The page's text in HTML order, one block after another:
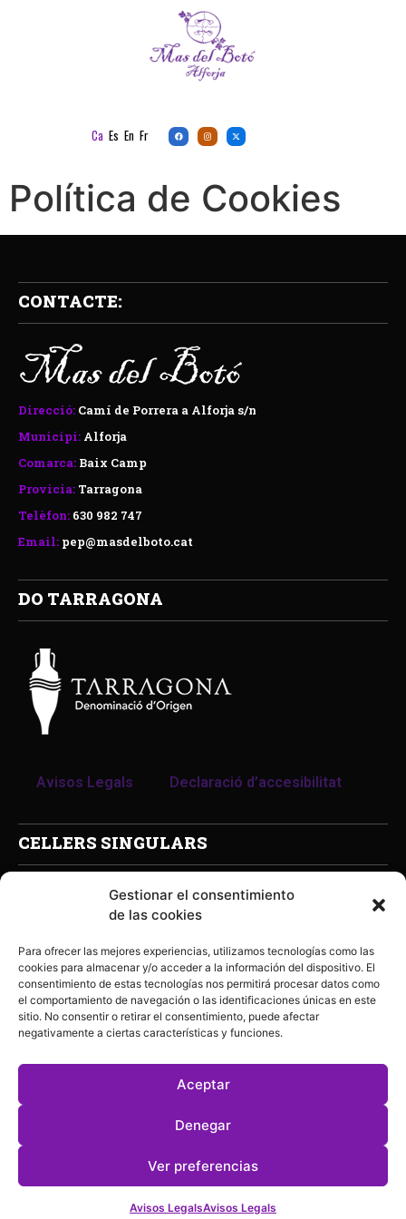
Gestionar el consentimiento
de las cookies
Para ofrecer las mejores experiencias, utilizamos tecnologías como las
cookies para almacenar y/o acceder a la información del dispositivo. El
consentimiento de estas tecnologías nos permitirá procesar datos como
el comportamiento de navegación o las identificaciones únicas en este
sitio. No consentir o retirar el consentimiento, puede afectar
negativamente a ciertas características y funciones.
Aceptar
Denegar
Ver preferencias
Avisos LegalsAvisos Legals
Ca Es En Fr
Política de Cookies
CONTACTE:
Direcció: Camí de Porrera a Alforja s/n
Municipi: Alforja
Comarca: Baix Camp
Provicia: Tarragona
Telèfon: 630 982 747
Email: pep@masdelboto.cat
DO TARRAGONA
Avisos Legals Declaració d’accesibilitat
CELLERS SINGULARS
Celler Mas del Botó©2026 | Disseny Assumptes de
Disseny + Programació Nimia Comunicació